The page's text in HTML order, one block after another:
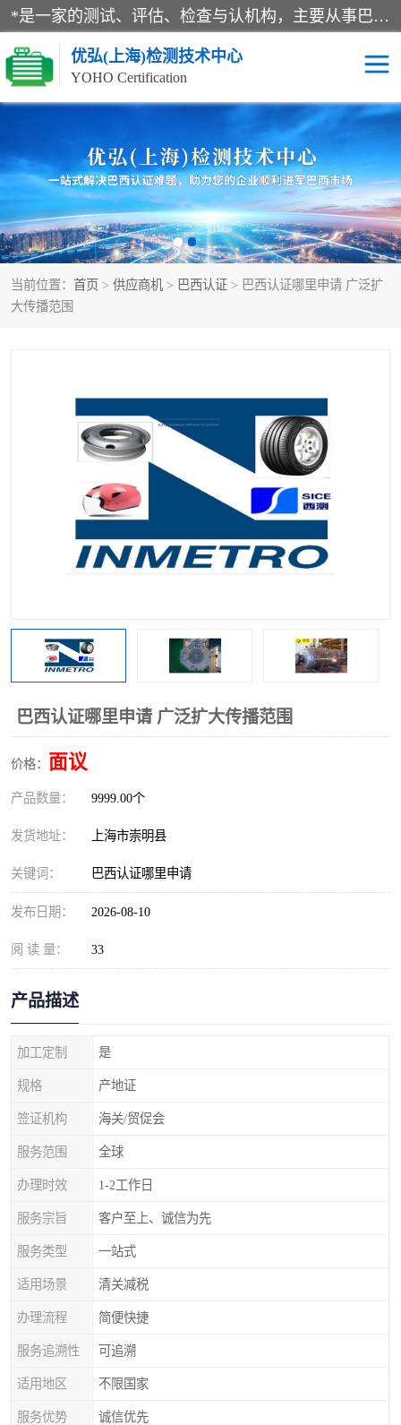
*是一家的测试、评估、检查与认机构，主要从事巴西NR10认证、NR12认证、NR13认证；ANATEL认证、INMTRO认证，欧盟CE认证：MD认证，PED认证，MID认证，ATEX认证，德国蓝色天使认证。
优弘(上海)检测技术中心
YOHO Certification
当前位置： 首页 > 供应商机 > 巴西认证 > 巴西认证哪里申请 广泛扩
大传播范围
巴西认证哪里申请 广泛扩大传播范围
价格： 面议
产品数量： 9999.00个
发货地址： 上海市崇明县
关键词： 巴西认证哪里申请
发布日期： 2026-08-10
阅 读 量： 33
产品描述
加工定制 是
规格 产地证
签证机构 海关/贸促会
服务范围 全球
办理时效 1-2工作日
服务宗旨 客户至上、诚信为先
服务类型 一站式
适用场景 清关减税
办理流程 简便快捷
服务追溯性 可追溯
适用地区 不限国家
服务优势 诚信优先
RECYCLASS认证 NR10认证
NR12认证 NR13认证
ART认证 巴西NR认证
巴西认证 RETIE认证